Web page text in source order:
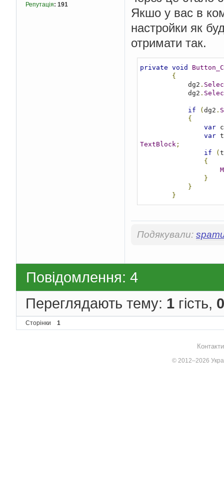
public static
{
pd !=
{
Attributes
if (
{
}
if
pi.
DisplayNameAttribute;
}
}
return
Репутація: 191
Якшо у вас в
настройки як
отримати так.
private void
{
            dg2
.
            dg2
.
if (dg2 .
{
var
var
TextBlock ;
if
(
{
}
}
}
Подякували:
Повідомлення: 4
Переглядають тему: 1 гість, 0
Сторінки 1
© 2012–2026